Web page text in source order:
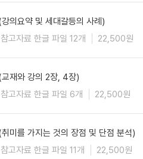
의요약 및 세대갈등의 사례)
고자료 한글 파일 12개 22,500원
재와 강의 2장, 4장)
고자료 한글 파일 6개 22,500원
미를 가지는 것의 장점 및 단점 분석)
고자료 한글 파일 11개 22,500원